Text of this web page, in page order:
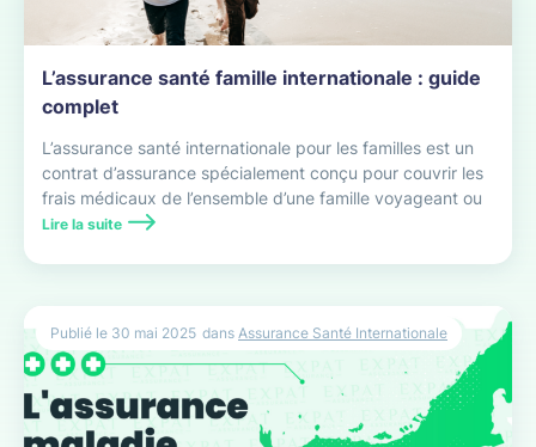
L’assurance santé famille internationale : guide
complet
L’assurance santé internationale pour les familles est un
contrat d’assurance spécialement conçu pour couvrir les
frais médicaux de l’ensemble d’une famille voyageant ou
résidant hors de son pays d’origine.
Lire la suite
Publié le 30 mai 2025 dans Assurance Santé Internationale